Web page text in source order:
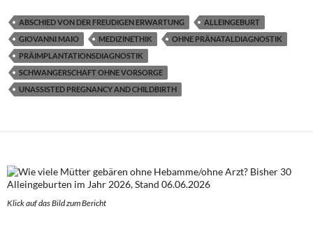
ABSCHIED VON DER FREUDIGEN ERWARTUNG
ALLEINGEBURT
GIOVANNI MAIO
MEDIZINETHIK
OHNE PRÄNATALDIAGNOSTIK
PRÄIMPLANTATIONSDIAGNOSTIK
SCHWANGERSCHAFT OHNE VORSORGE
UNASSISTED PREGNANCY AND CHILDBIRTH
Klick auf das Bild zum Bericht